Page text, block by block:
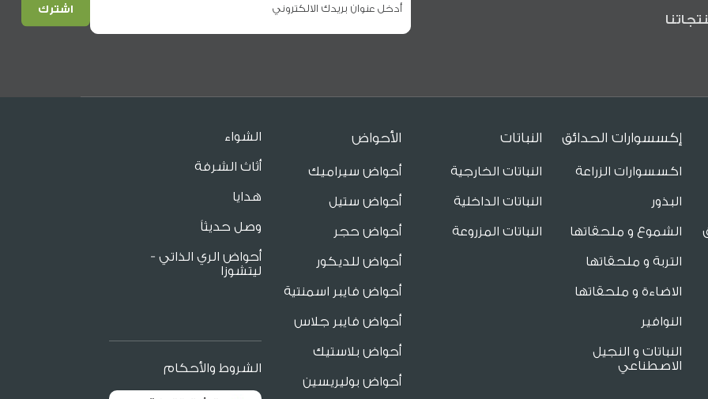
إكسسوارات الحدائق
اكسسوارات الزراعة
البذور
الشموع و ملحقاتها
التربة و ملحقاتها
الاضاءة و ملحقاتها
النوافير
النباتات و النجيل
الاصطناعي
النباتات
النباتات الخارجية
النباتات الداخلية
النباتات المزروعة
الأحواض
أحواض سيراميك
أحواض ستيل
أحواض حجر
أحواض للديكور
أحواض فايبر اسمنتية
أحواض فايبر جلاس
أحواض بلاستيك
أحواض بوليريسين
الشواء
أثاث الشرفة
هدايا
وصل حديثاً
أحواض الري الذاتي -
ليتشوزا
الشروط والأحكام